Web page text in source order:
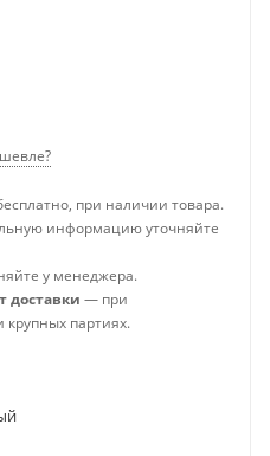
при наличии товара.
информацию уточняйте
у менеджера.
доставки — при
крупных партиях.